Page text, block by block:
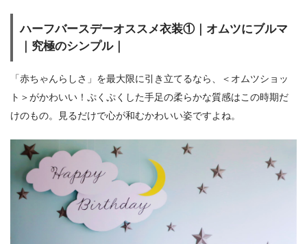
ハーフバースデーオススメ衣装①｜オムツにブルマ
｜究極のシンプル｜
「赤ちゃんらしさ」を最大限に引き立てるなら、＜オムツショッ
ト＞がかわいい！ぷくぷくした手足の柔らかな質感はこの時期だ
けのもの。見るだけで心が和むかわいい姿ですよね。